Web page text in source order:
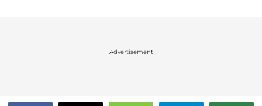
Advertisement